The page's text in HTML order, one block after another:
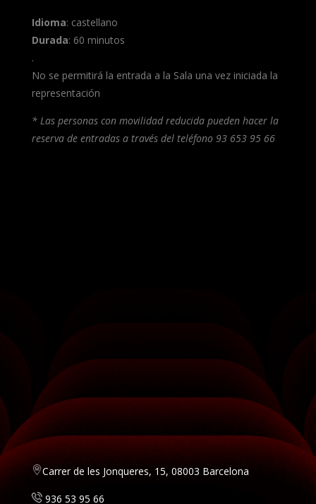
Idioma: castellano
Durada: 60 minutos
.
No se permitirá la entrada a la Sala una vez iniciada la
representación
* Las personas con movilidad reducida pueden hacer la
reserva de entradas a través del teléfono 93 653 95 66
Carrer de les Jonqueres, 15, 08003 Barcelona
936 53 95 66